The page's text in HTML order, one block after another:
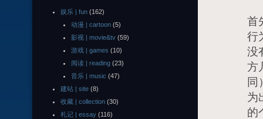
首
行
没
方
同
为
的
娱乐 | fun (162)
动漫 | cartoon (5)
影视 | movie&tv (59)
游戏 | games (10)
阅读 | reading (23)
音乐 | music (47)
建站 | site (8)
收藏 | collection (30)
札记 | essay (116)